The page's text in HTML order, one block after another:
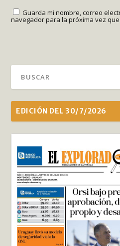
Guarda mi nombre, correo
navegador para la próxima vez
EDICIÓN DEL 30/7/2026